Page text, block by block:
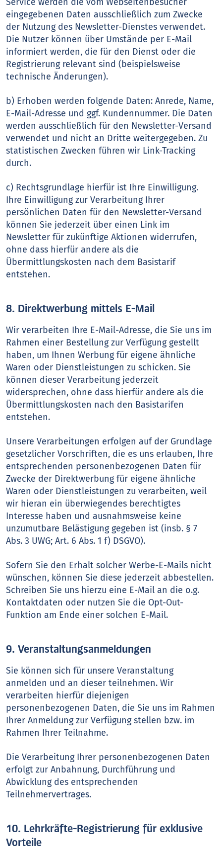
eingegebenen Daten ausschließlich zum Zwecke
der Nutzung des Newsletter-Dienstes verwendet.
Die Nutzer können über Umstände per E-Mail
informiert werden, die für den Dienst oder die
Registrierung relevant sind (beispielsweise
technische Änderungen).
b) Erhoben werden folgende Daten: Anrede, Name,
E-Mail-Adresse und ggf. Kundennummer. Die Daten
werden ausschließlich für den Newsletter-Versand
verwendet und nicht an Dritte weitergegeben. Zu
statistischen Zwecken führen wir Link-Tracking
durch.
c) Rechtsgrundlage hierfür ist Ihre Einwilligung.
Ihre Einwilligung zur Verarbeitung Ihrer
persönlichen Daten für den Newsletter-Versand
können Sie jederzeit über einen Link im
Newsletter für zukünftige Aktionen widerrufen,
ohne dass hierfür andere als die
Übermittlungskosten nach dem Basistarif
entstehen.
8. Direktwerbung mittels E-Mail
Wir verarbeiten Ihre E-Mail-Adresse, die Sie uns im
Rahmen einer Bestellung zur Verfügung gestellt
haben, um Ihnen Werbung für eigene ähnliche
Waren oder Dienstleistungen zu schicken. Sie
können dieser Verarbeitung jederzeit
widersprechen, ohne dass hierfür andere als die
Übermittlungskosten nach den Basistarifen
entstehen.
Unsere Verarbeitungen erfolgen auf der Grundlage
gesetzlicher Vorschriften, die es uns erlauben, Ihre
entsprechenden personenbezogenen Daten für
Zwecke der Direktwerbung für eigene ähnliche
Waren oder Dienstleistungen zu verarbeiten, weil
wir hieran ein überwiegendes berechtigtes
Interesse haben und ausnahmsweise keine
unzumutbare Belästigung gegeben ist (insb. § 7
Abs. 3 UWG; Art. 6 Abs. 1 f) DSGVO).
Sofern Sie den Erhalt solcher Werbe-E-Mails nicht
wünschen, können Sie diese jederzeit abbestellen.
Schreiben Sie uns hierzu eine E-Mail an die o.g.
Kontaktdaten oder nutzen Sie die Opt-Out-
Funktion am Ende einer solchen E-Mail.
9. Veranstaltungsanmeldungen
Sie können sich für unsere Veranstaltung
anmelden und an dieser teilnehmen. Wir
verarbeiten hierfür diejenigen
personenbezogenen Daten, die Sie uns im Rahmen
Ihrer Anmeldung zur Verfügung stellen bzw. im
Rahmen Ihrer Teilnahme.
Die Verarbeitung Ihrer personenbezogenen Daten
erfolgt zur Anbahnung, Durchführung und
Abwicklung des entsprechenden
Teilnehmervertrages.
10. Lehrkräfte-Registrierung für exklusive
Vorteile